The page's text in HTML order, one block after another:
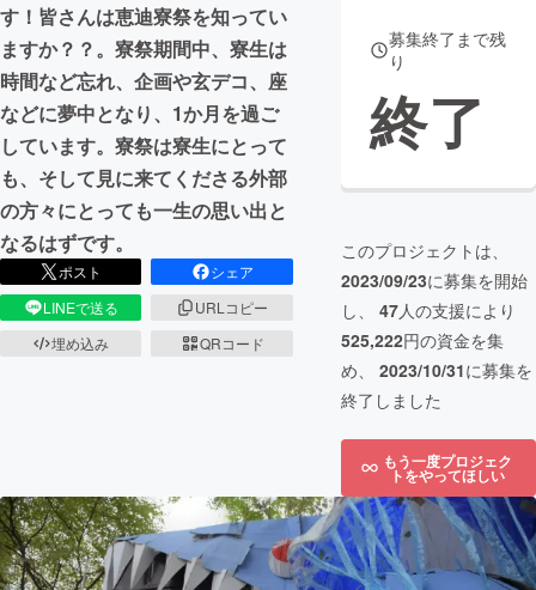
す！皆さんは恵迪寮祭を知ってい
ますか？？。寮祭期間中、寮生は
時間など忘れ、企画や玄デコ、座
などに夢中となり、1か月を過ご
しています。寮祭は寮生にとって
も、そして見に来てくださる外部
の方々にとっても一生の思い出と
なるはずです。
ポスト
シェア
LINEで送る
URLコピー
埋め込み
QRコード
募集終了まで残
り
終了
このプロジェクトは、
2023/09/23に募集を開始
し、 47人の支援により
525,222円の資金を集
め、 2023/10/31に募集を
終了しました
もう一度プロジェク
トをやってほしい